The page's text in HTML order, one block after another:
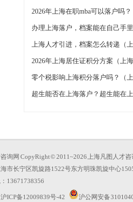
2026年上海在职mba可以落户吗？
办理上海落户，档案能在自己手
上海人才引进，档案怎么转递（
2026年上海居住证积分方案（上
零个税影响上海积分落户吗？（
询网 CopyRight © 2011~2026 上海凡图人才
市长宁区凯旋路1522号东方明珠凯旋中心
13671738356
沪ICP备12009839号-42 沪公网安备